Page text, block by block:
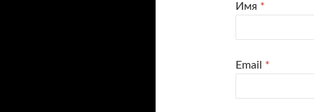
Имя *
Email *